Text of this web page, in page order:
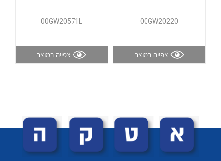
לכל מוצרי היצרן לכל מוצרי היצרן
00GW20220
צפייה במוצר
00GW20571L
צפייה במוצר